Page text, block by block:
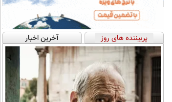
پربیننده های روز آخرین اخبار